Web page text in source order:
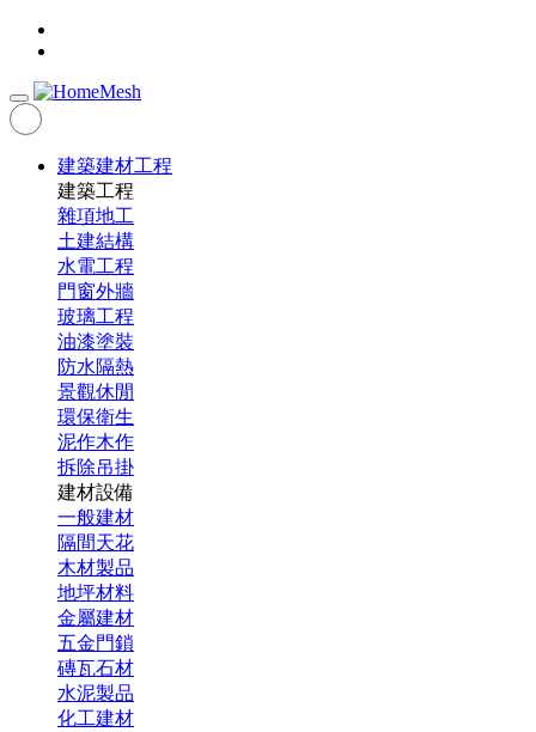
建築建材工程
建築工程
雜項地工
土建結構
水電工程
門窗外牆
玻璃工程
油漆塗裝
防水隔熱
景觀休閒
環保衛生
泥作木作
拆除吊掛
建材設備
一般建材
隔間天花
木材製品
地坪材料
金屬建材
五金門鎖
磚瓦石材
水泥製品
化工建材